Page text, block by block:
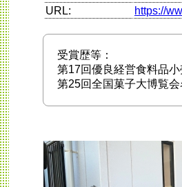
URL:
https://
受賞歴等：
第17回優良経営食料品
第25回全国菓子大博覧